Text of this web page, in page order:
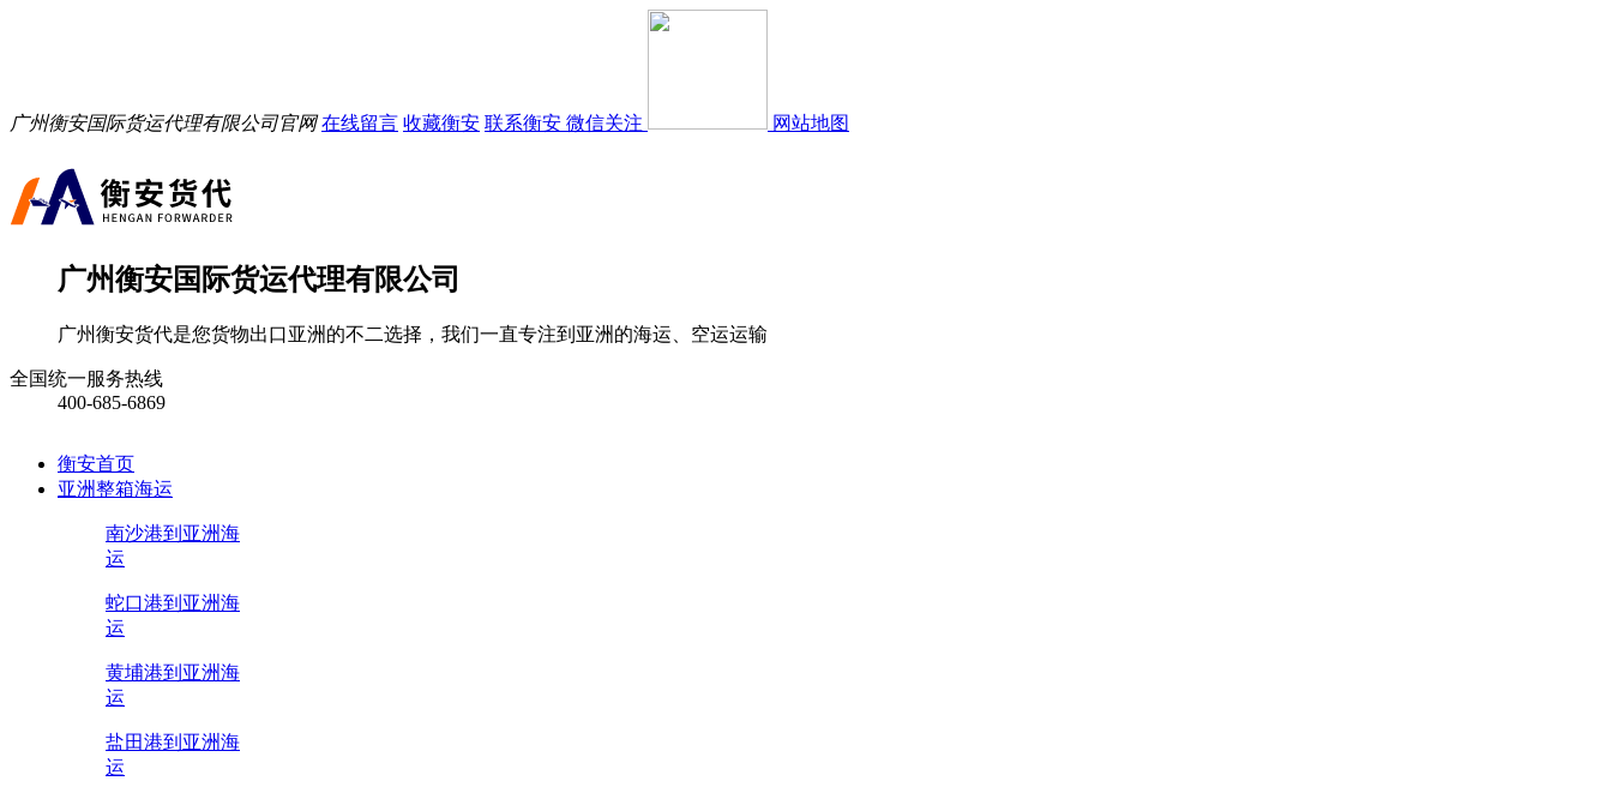
广州衡安国际货运代理有限公司官网 在线留言 收藏衡安 联系衡安 微信关注 网站地图
广州衡安国际货运代理有限公司
广州衡安货代是您货物出口亚洲的不二选择，我们一直专注到亚洲的海运、空运运输
全国统一服务热线
400-685-6869
衡安首页
亚洲整箱海运
南沙港到亚洲海
运
蛇口港到亚洲海
运
黄埔港到亚洲海
运
盐田港到亚洲海
运